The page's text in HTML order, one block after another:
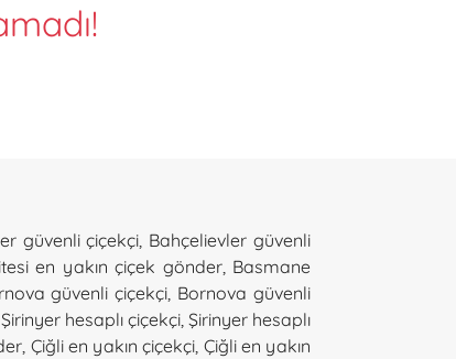
güvenli çiçekçi, Bahçelievler güvenli
en yakın çiçek gönder, Basmane
güvenli çiçekçi, Bornova güvenli
Şirinyer hesaplı çiçekçi,Şirinyer hesaplı
, Çiğli en yakın çiçekçi, Çiğli en yakın